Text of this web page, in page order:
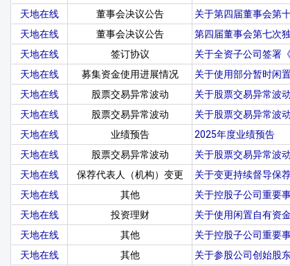
天地在线
董事会决议公告 关于第四届董事会第
天地在线
董事会决议公告 第四届董事会第七次
天地在线
签订协议 关于全资子公司签署
天地在线
募集资金使用进展情况 关于使用部分暂时闲
天地在线
股票交易异常波动 关于股票交易异常波
天地在线
股票交易异常波动 关于股票交易异常波
天地在线
业绩预告 2025年度业绩预告
天地在线
股票交易异常波动 关于股票交易异常波
天地在线
保荐代表人（机构）变更 关于变更持续督导保
天地在线
其他 关于控股子公司重要
天地在线
投资理财 关于使用闲置自有资
天地在线
其他 关于控股子公司重要
天地在线
其他 关于参股公司创始股